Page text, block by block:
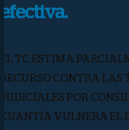
efectiva.
EL TC ESTIMA
RECURSO CONTRA LAS
JUDICIALES POR
CUANTÍA VULNERA EL